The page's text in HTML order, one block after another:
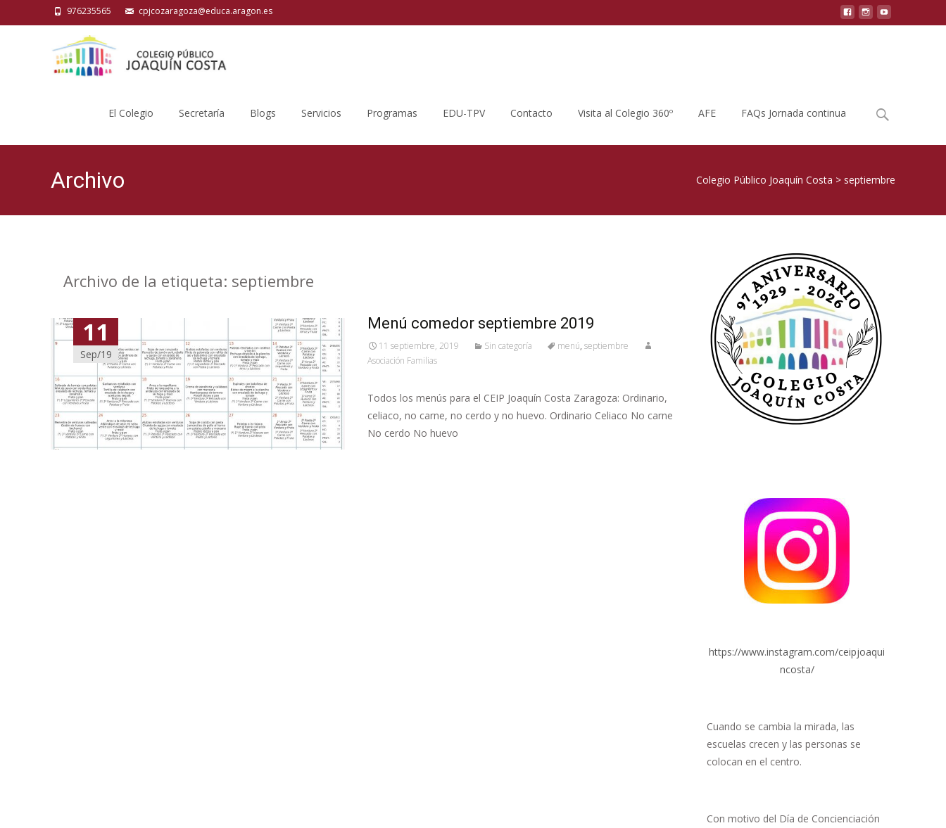
976235565 cpjcozaragoza@educa.aragon.es
El Colegio Secretaría Blogs Servicios Programas EDU-TPV Contacto Visita al Colegio 360º AFE FAQs Jornada continua
Buscar
por:
Archivo Colegio Público Joaquín Costa > septiembre
Archivo de la etiqueta: septiembre
11
Sep/19
Menú comedor septiembre 2019
11 septiembre, 2019 Sin categoría menú, septiembre
Asociación Familias
Todos los menús para el CEIP Joaquín Costa Zaragoza: Ordinario,
celiaco, no carne, no cerdo y no huevo. Ordinario Celiaco No carne
No cerdo No huevo
https://www.instagram.com/ceipjoaqui
ncosta/
Cuando se cambia la mirada, las
escuelas crecen y las personas se
colocan en el centro.
Con motivo del Día de Concienciación